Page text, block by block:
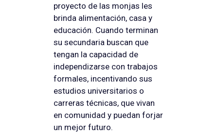
proyecto de las monjas les
brinda alimentación, casa y
educación. Cuando terminan
su secundaria buscan que
tengan la capacidad de
independizarse con trabajos
formales, incentivando sus
estudios universitarios o
carreras técnicas, que vivan
en comunidad y puedan forjar
un mejor futuro.